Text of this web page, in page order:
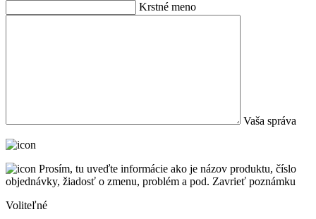
Krstné meno
Vaša správa
Prosím, tu uveďte informácie ako je názov produktu, číslo
objednávky, žiadosť o zmenu, problém a pod. Zavrieť poznámku
Voliteľné